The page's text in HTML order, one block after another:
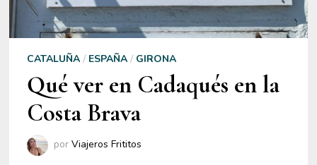
CATALUÑA/ ESPAÑA/ GIRONA
Qué ver en Cadaqués en la
Costa Brava
por Viajeros Frititos